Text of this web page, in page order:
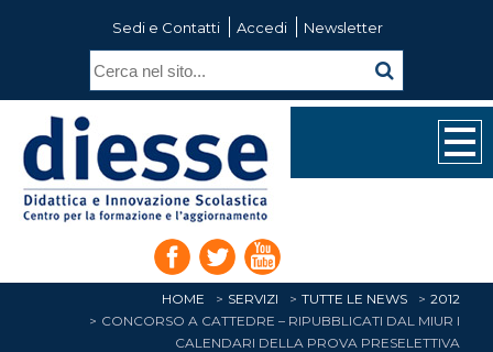
Sedi e Contatti Accedi Newsletter
HOME SERVIZI TUTTE LE NEWS
2012
CONCORSO A CATTEDRE – RIPUBBLICATI DAL MIUR I
CALENDARI DELLA PROVA PRESELETTIVA